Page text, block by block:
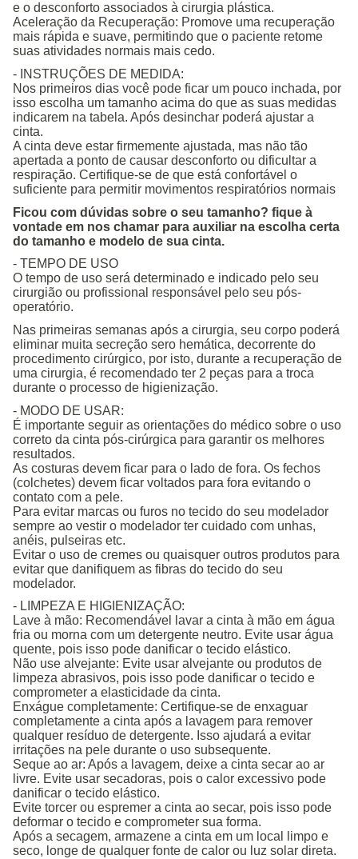
e o desconforto associados à cirurgia plástica.
Aceleração da Recuperação: Promove uma recuperação
mais rápida e suave, permitindo que o paciente retome
suas atividades normais mais cedo.
- INSTRUÇÕES DE MEDIDA:
Nos primeiros dias você pode ficar um pouco inchada, por
isso escolha um tamanho acima do que as suas medidas
indicarem na tabela. Após desinchar poderá ajustar a
cinta.
A cinta deve estar firmemente ajustada, mas não tão
apertada a ponto de causar desconforto ou dificultar a
respiração. Certifique-se de que está confortável o
suficiente para permitir movimentos respiratórios normais
Ficou com dúvidas sobre o seu tamanho? fique à
vontade em nos chamar para auxiliar na escolha certa
do tamanho e modelo de sua cinta.
- TEMPO DE USO
O tempo de uso será determinado e indicado pelo seu
cirurgião ou profissional responsável pelo seu pós-
operatório.
Nas primeiras semanas após a cirurgia, seu corpo poderá
eliminar muita secreção sero hemática, decorrente do
procedimento cirúrgico, por isto, durante a recuperação de
uma cirurgia, é recomendado ter 2 peças para a troca
durante o processo de higienização.
- MODO DE USAR:
É importante seguir as orientações do médico sobre o uso
correto da cinta pós-cirúrgica para garantir os melhores
resultados.
As costuras devem ficar para o lado de fora. Os fechos
(colchetes) devem ficar voltados para fora evitando o
contato com a pele.
Para evitar marcas ou furos no tecido do seu modelador
sempre ao vestir o modelador ter cuidado com unhas,
anéis, pulseiras etc.
Evitar o uso de cremes ou quaisquer outros produtos para
evitar que danifiquem as fibras do tecido do seu
modelador.
- LIMPEZA E HIGIENIZAÇÃO:
Lave à mão: Recomendável lavar a cinta à mão em água
fria ou morna com um detergente neutro. Evite usar água
quente, pois isso pode danificar o tecido elástico.
Não use alvejante: Evite usar alvejante ou produtos de
limpeza abrasivos, pois isso pode danificar o tecido e
comprometer a elasticidade da cinta.
Enxágue completamente: Certifique-se de enxaguar
completamente a cinta após a lavagem para remover
qualquer resíduo de detergente. Isso ajudará a evitar
irritações na pele durante o uso subsequente.
Seque ao ar: Após a lavagem, deixe a cinta secar ao ar
livre. Evite usar secadoras, pois o calor excessivo pode
danificar o tecido elástico.
Evite torcer ou espremer a cinta ao secar, pois isso pode
deformar o tecido e comprometer sua forma.
Após a secagem, armazene a cinta em um local limpo e
seco, longe de qualquer fonte de calor ou luz solar direta.